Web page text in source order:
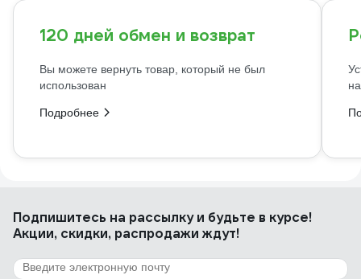
120 дней обмен и возврат
Вы можете вернуть товар, который не был
использован
Подробнее
Подпишитесь на рассылкуи будьте в курсе!
Акции, скидки, распродажи ждут!